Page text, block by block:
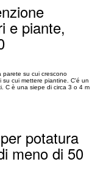
e piante,
parete su cui crescono
cui mettere piantine. C'é un
C è una siepe di circa 3 o 4 m
potatura
meno di 50